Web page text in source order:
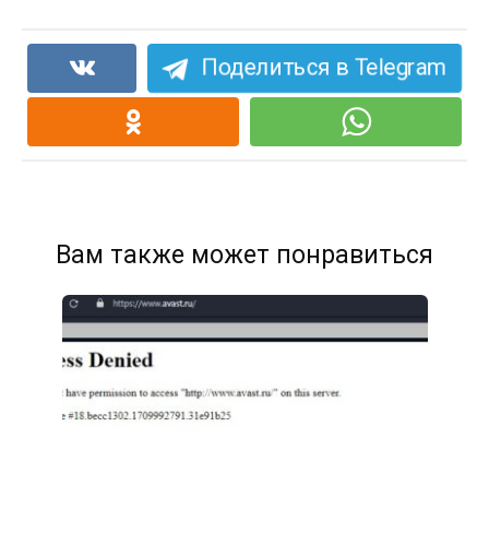
Поделиться в Telegram
Вам также может понравиться